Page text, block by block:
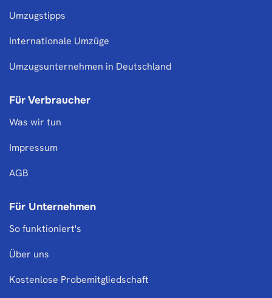
Umzugstipps
Internationale Umzüge
Umzugsunternehmen in Deutschland
Für Verbraucher
Was wir tun
Impressum
AGB
Für Unternehmen
So funktioniert's
Über uns
Kostenlose Probemitgliedschaft